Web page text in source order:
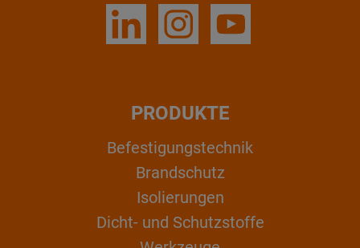
PRODUKTE
Befestigungstechnik
Brandschutz
Isolierungen
Dicht- und Schutzstoffe